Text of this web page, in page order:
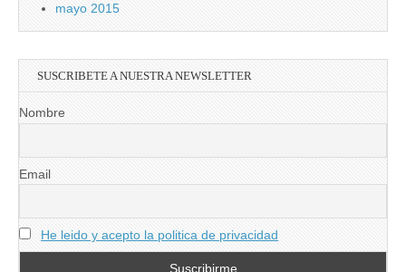
mayo 2015
SUSCRIBETE A NUESTRA NEWSLETTER
Nombre
Email
He leido y acepto la politica de privacidad